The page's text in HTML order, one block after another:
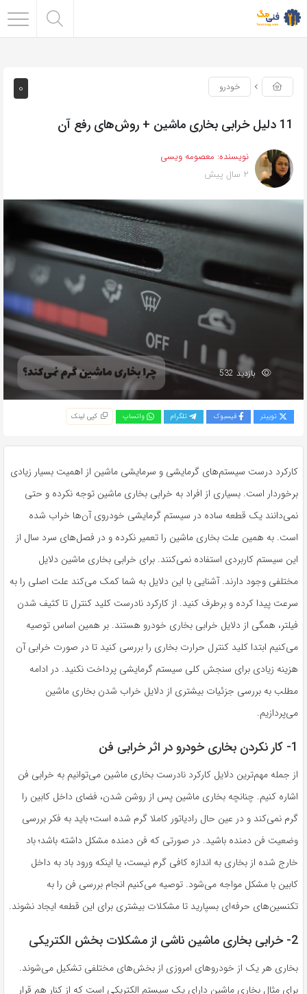
0 خودرو
11 دلیل خرابی بخاری ماشین + روش‌های رفع آن
نویسنده: معصومه ویسی
2 سال پیش
بازدید 532
توییتر فیسبوک تلگرام واتساپ کپی لینک
کارکرد درست سیستم‌های گرمایشی و سرمایشی ماشین از اهمیت بسیار زیادی
برخوردار است. بسیاری از افراد به خرابی بخاری ماشین توجه نکرده و حتی
نمی‌دانند یک قطعه ساده در سیستم گرمایشی خودروی آن‌ها خراب شده
است. به همین علت بخاری ماشین را تعمیر نکرده و در فصل‌های سرد سال از
این سیستم کاربردی استفاده نمی‌کنند. برای خرابی بخاری ماشین دلایل
مختلفی وجود دارند. آشنایی با این دلایل به شما کمک می‌کند علت اصلی را به
سرعت پیدا کرده و برطرف کنید. از کارکرد نادرست کلید کنترل تا کثیف شدن
فیلتر، همگی از دلایل خرابی بخاری خودرو هستند. بر همین اساس توصیه
می‌کنیم ابتدا کلید کنترل حرارت بخاری را بررسی کنید تا در صورت خرابی آن
هزینه زیادی برای سنجش کلی سیستم گرمایشی پرداخت نکنید. در ادامه
مطلب به بررسی جزئیات بیشتری از دلایل خراب شدن بخاری ماشین
می‌پردازیم.
1- کار نکردن بخاری خودرو در اثر خرابی فن
از جمله مهم‌ترین دلایل کارکرد نادرست بخاری ماشین می‌توانیم به خرابی فن
اشاره کنیم. چنانچه بخاری ماشین پس از روشن شدن، فضای داخل کابین را
گرم نمی‌کند و در عین حال رادیاتور کاملا گرم شده است؛ باید به فکر بررسی
وضعیت فن دمنده باشید. در صورتی که فن دمنده مشکل داشته باشد؛ باد
خارج شده از بخاری به اندازه کافی گرم نیست، یا اینکه ورود باد به داخل
کابین با مشکل مواجه می‌شود. توصیه می‌کنیم انجام بررسی فن را به
تکنسین‌های حرفه‌ای بسپارید تا مشکلات بیشتری برای این قطعه ایجاد نشوند.
2- خرابی بخاری ماشین ناشی از مشکلات بخش‌ الکتریکی
بخاری هر یک از خودروهای امروزی از بخش‌های مختلفی تشکیل می‌شوند.
برای مثال بخاری ماشین دارای یک سیستم الکتریکی است که از کنار هم قرار